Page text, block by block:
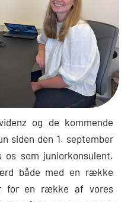
og de kommende
siden den 1. september
som juniorkonsulent.
både med en række
for en række af vores